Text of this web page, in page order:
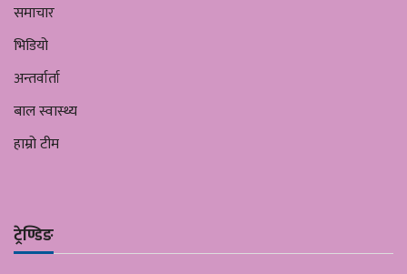
समाचार
भिडियो
अन्तर्वार्ता
बाल स्वास्थ्य
हाम्रो टीम
ट्रेण्डिङ